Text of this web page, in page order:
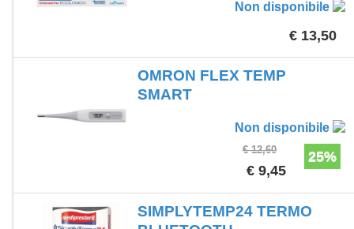
Non disponibile
€ 13,50
OMRON FLEX TEMP
SMART
Non disponibile
25%
€ 12,60
€ 9,45
SIMPLYTEMP24 TERMO